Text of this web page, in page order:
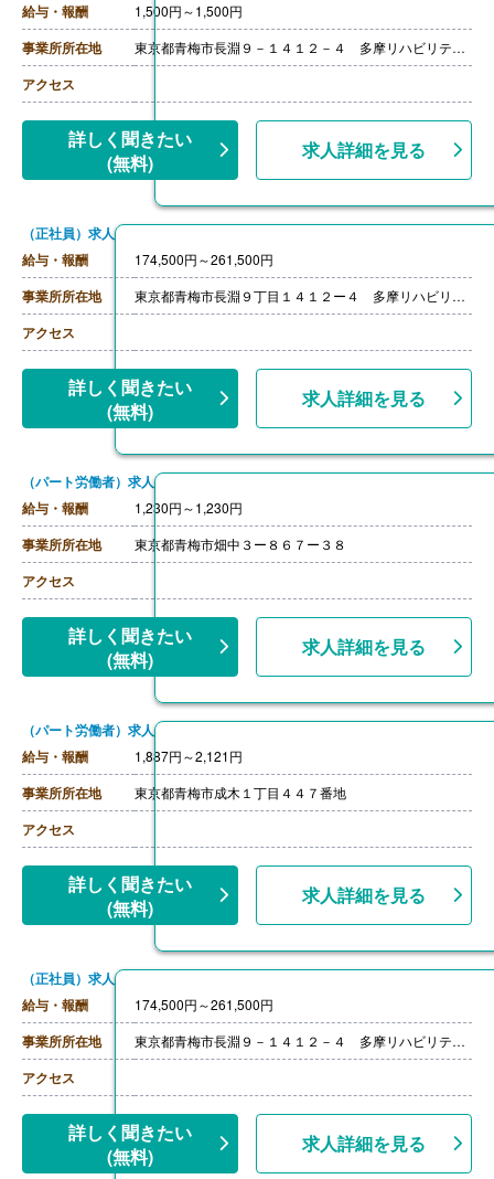
給与・報酬
1,500円～1,500円
事業所所在地 東京都青梅市長淵９－１４１２－４ 多摩リハビリテーション病院
アクセス
詳しく聞きたい
(無料)
求人詳細を見る
（正社員）求人
給与・報酬
174,500円～261,500円
事業所所在地 東京都青梅市長淵９丁目１４１２ー４ 多摩リハビリテーション病院
アクセス
詳しく聞きたい
(無料)
求人詳細を見る
（パート労働者）求人
給与・報酬
1,230円～1,230円
事業所所在地 東京都青梅市畑中３ー８６７ー３８
アクセス
詳しく聞きたい
(無料)
求人詳細を見る
（パート労働者）求人
給与・報酬
1,887円～2,121円
事業所所在地 東京都青梅市成木１丁目４４７番地
アクセス
詳しく聞きたい
(無料)
求人詳細を見る
（正社員）求人
給与・報酬
174,500円～261,500円
事業所所在地 東京都青梅市長淵９－１４１２－４ 多摩リハビリテーション病院
アクセス
詳しく聞きたい
(無料)
求人詳細を見る